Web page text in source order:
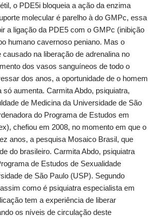
o PDE5i bloqueia a ação da enzima
molecular é parelho à do GMPc, essa
a ligação da PDE5 com o GMPc (inibição
humano cavernoso peniano. Mas o
causado na liberação de adrenalina no
dos vasos sanguíneos de todo o
dos anos, a oportunidade de o homem
só aumenta. Carmita Abdo, psiquiatra,
de Medicina da Universidade de São
do Programa de Estudos em
chefiou em 2008, no momento em que o
anos, a pesquisa Mosaico Brasil, que
do brasileiro. Carmita Abdo, psiquiatra
de Estudos de Sexualidade
de São Paulo (USP). Segundo
como é psiquiatra especialista em
tem a experiência de liberar
os níveis de circulação deste